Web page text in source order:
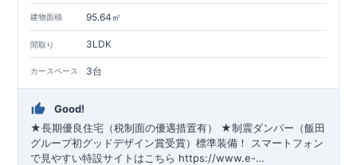
建物面積 95.64㎡
間取り 3LDK
カースペース 3台
Good!
★長期優良住宅（税制面の優遇措置有） ★制震ダンパー（飯田
グループ初グッドデザイン賞受賞）標準装備！ スマートフォン
で見やすい特設サイトはこちら https://www.e-